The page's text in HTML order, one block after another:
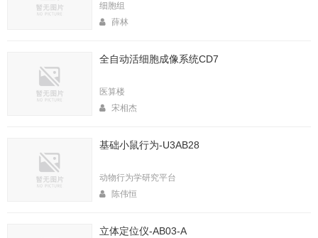
细胞组
薛林
全自动活细胞成像系统CD7
医算楼
宋相杰
基础小鼠行为-U3AB28
动物行为学研究平台
陈伟恒
立体定位仪-AB03-A